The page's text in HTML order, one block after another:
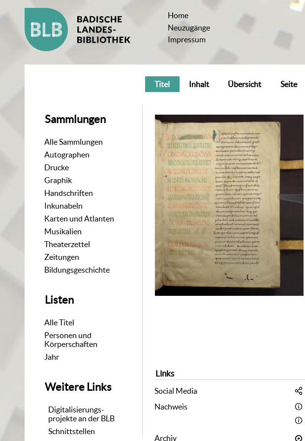
Home
Neuzugänge
Impressum
Sammlungen
Alle Sammlungen
Autographen
Drucke
Graphik
Handschriften
Inkunabeln
Karten und Atlanten
Musikalien
Theaterzettel
Zeitungen
Bildungsgeschichte
Listen
Alle Titel
Personen und
Körperschaften
Jahr
Weitere Links
Digitalisierungs-
projekte an der BLB
Schnittstellen
Titel Inhalt Übersicht Seite
Links
Social Media
Nachweis
Archiv